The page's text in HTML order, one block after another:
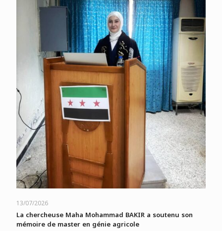
13/07/2026
La chercheuse Maha Mohammad BAKIR a soutenu son
mémoire de master en génie agricole